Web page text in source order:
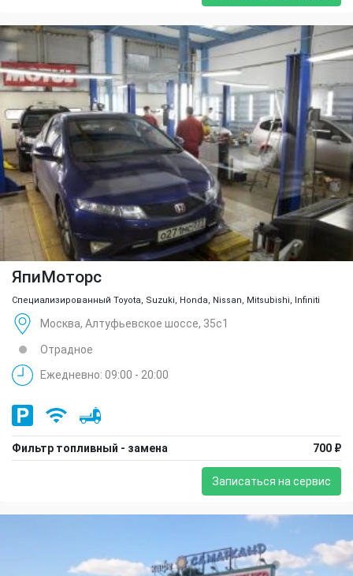
ЯпиМоторс
Специализированный Toyota, Suzuki, Honda, Nissan, Mitsubishi, Infiniti
Москва, Алтуфьевское шоссе, 35с1
Отрадное
Ежедневно: 09:00 - 20:00
Фильтр топливный - замена 700 ₽
Записаться на сервис